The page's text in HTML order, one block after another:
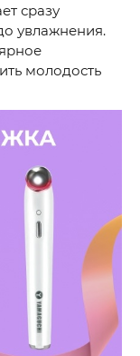
сразу
увлажнения.
молодость